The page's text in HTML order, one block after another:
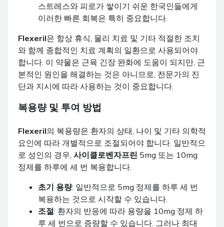
스트레스와 피로가 쌓이기 쉬운 한국인들에게
이러한 빠른 회복은 특히 중요합니다.
Flexeril은 항상 휴식, 물리 치료 및 기타 적절한 조치
와 함께 종합적인 치료 계획의 일환으로 사용되어야
합니다. 이 약물은 근육 긴장 완화에 도움이 되지만, 근
본적인 원인을 해결하는 것은 아니므로, 전문가의 진
단과 지시에 따라 사용하는 것이 중요합니다.
복용량 및 투여 방법
Flexeril의 복용량은 환자의 상태, 나이 및 기타 의학적
요인에 따라 개별적으로 조절되어야 합니다. 일반적으
로 성인의 경우, 사이클로벤자프린 5mg 또는 10mg
정제를 하루에 세 번 복용합니다.
초기 용량: 일반적으로 5mg 정제를 하루 세 번
복용하는 것으로 시작할 수 있습니다.
조절: 환자의 반응에 따라 용량을 10mg 정제 하
루 세 번으로 증량할 수 있습니다. 그러나 최대